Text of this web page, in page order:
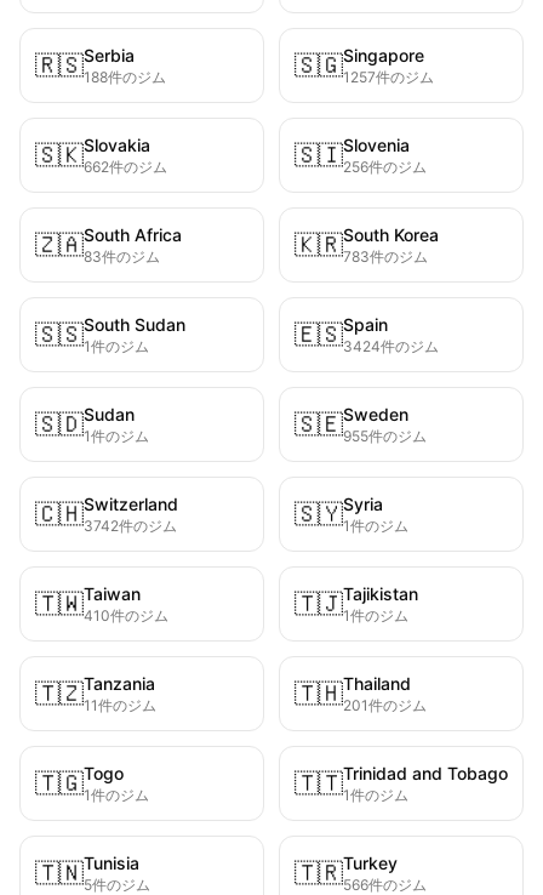
🇷🇸Serbia
188件のジム 🇸🇬Singapore
1257件のジム
🇸🇰Slovakia
662件のジム 🇸🇮Slovenia
256件のジム
🇿🇦South Africa
83件のジム 🇰🇷South Korea
783件のジム
🇸🇸South Sudan
1件のジム 🇪🇸Spain
3424件のジム
🇸🇩Sudan
1件のジム 🇸🇪Sweden
955件のジム
🇨🇭Switzerland
3742件のジム 🇸🇾Syria
1件のジム
🇹🇼Taiwan
410件のジム 🇹🇯Tajikistan
1件のジム
🇹🇿Tanzania
11件のジム 🇹🇭Thailand
201件のジム
🇹🇬Togo
1件のジム 🇹🇹Trinidad and Tobago
1件のジム
🇹🇳Tunisia
5件のジム 🇹🇷Turkey
566件のジム